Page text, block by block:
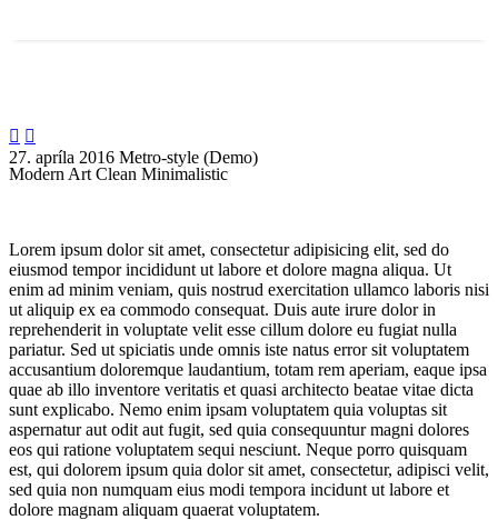
 
27. apríla 2016 Metro-style (Demo)
Modern Art Clean Minimalistic
Lorem ipsum dolor sit amet, consectetur adipisicing elit, sed do
eiusmod tempor incididunt ut labore et dolore magna aliqua. Ut
enim ad minim veniam, quis nostrud exercitation ullamco laboris nisi
ut aliquip ex ea commodo consequat. Duis aute irure dolor in
reprehenderit in voluptate velit esse cillum dolore eu fugiat nulla
pariatur. Sed ut spiciatis unde omnis iste natus error sit voluptatem
accusantium doloremque laudantium, totam rem aperiam, eaque ipsa
quae ab illo inventore veritatis et quasi architecto beatae vitae dicta
sunt explicabo. Nemo enim ipsam voluptatem quia voluptas sit
aspernatur aut odit aut fugit, sed quia consequuntur magni dolores
eos qui ratione voluptatem sequi nesciunt. Neque porro quisquam
est, qui dolorem ipsum quia dolor sit amet, consectetur, adipisci velit,
sed quia non numquam eius modi tempora incidunt ut labore et
dolore magnam aliquam quaerat voluptatem.